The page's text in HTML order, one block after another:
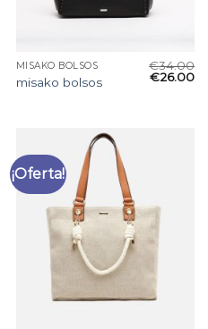
MISAKO BOLSOS
misako bolsos
€34.00
€26.00
¡Oferta!